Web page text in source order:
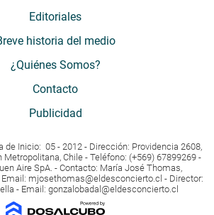
Editoriales
historia del medio
¿Quiénes Somos?
Contacto
Publicidad
de Inicio: 05 - 2012 - Dirección: Providencia 2608,
Metropolitana, Chile - Teléfono: (+569) 67899269 -
Aire SpA. - Contacto: María José Thomas,
mjosethomas@eldesconcierto.cl - Director:
- Email: gonzalobadal@eldesconcierto.cl